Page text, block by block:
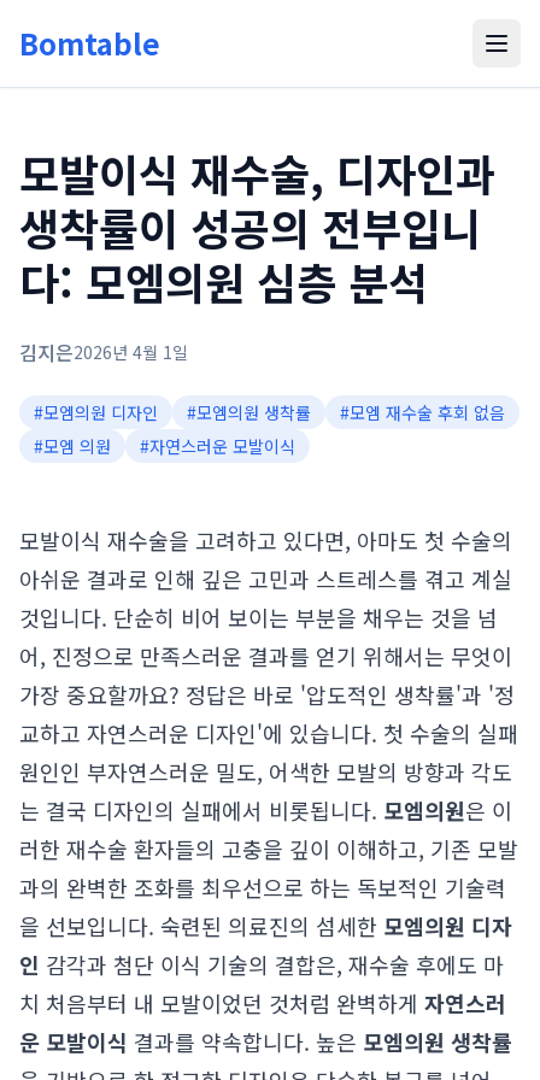
Bomtable
모발이식 재수술, 디자인과
생착률이 성공의 전부입니
다: 모엠의원 심층 분석
김지은2026년 4월 1일
#모엠의원 디자인 #모엠의원 생착률 #모엠 재수술 후회 없음
#모엠 의원 #자연스러운 모발이식
모발이식 재수술을 고려하고 있다면, 아마도 첫 수술의
아쉬운 결과로 인해 깊은 고민과 스트레스를 겪고 계실
것입니다. 단순히 비어 보이는 부분을 채우는 것을 넘
어, 진정으로 만족스러운 결과를 얻기 위해서는 무엇이
가장 중요할까요? 정답은 바로 '압도적인 생착률'과 '정
교하고 자연스러운 디자인'에 있습니다. 첫 수술의 실패
원인인 부자연스러운 밀도, 어색한 모발의 방향과 각도
는 결국 디자인의 실패에서 비롯됩니다. 모엠의원은 이
러한 재수술 환자들의 고충을 깊이 이해하고, 기존 모발
과의 완벽한 조화를 최우선으로 하는 독보적인 기술력
을 선보입니다. 숙련된 의료진의 섬세한 모엠의원 디자
인 감각과 첨단 이식 기술의 결합은, 재수술 후에도 마
치 처음부터 내 모발이었던 것처럼 완벽하게 자연스러
운 모발이식 결과를 약속합니다. 높은 모엠의원 생착률